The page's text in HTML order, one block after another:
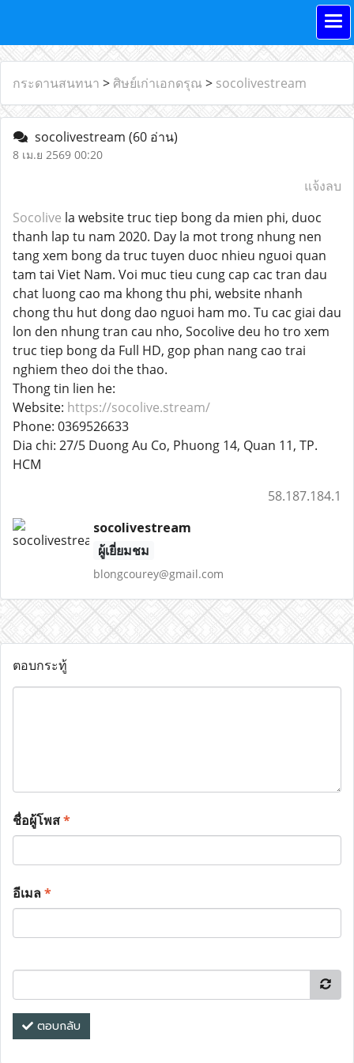
กระดานสนทนา > ศิษย์เก่าเอกดรุณ > socolivestream
socolivestream (60 อ่าน)
8 เม.ย 2569 00:20
แจ้งลบ
Socolive la website truc tiep bong da mien phi, duoc
thanh lap tu nam 2020. Day la mot trong nhung nen
tang xem bong da truc tuyen duoc nhieu nguoi quan
tam tai Viet Nam. Voi muc tieu cung cap cac tran dau
chat luong cao ma khong thu phi, website nhanh
chong thu hut dong dao nguoi ham mo. Tu cac giai dau
lon den nhung tran cau nho, Socolive deu ho tro xem
truc tiep bong da Full HD, gop phan nang cao trai
nghiem theo doi the thao.
Thong tin lien he:
Website: https://socolive.stream/
Phone: 0369526633
Dia chi: 27/5 Duong Au Co, Phuong 14, Quan 11, TP.
HCM
58.187.184.1
socolivestream
ผู้เยี่ยมชม
blongcourey@gmail.com
ตอบกระทู้
ชื่อผู้โพส*
อีเมล*
ตอบกลับ